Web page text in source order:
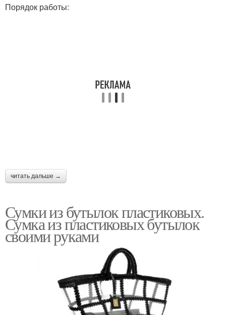
Порядок работы:
читать дальше →
Сумки из бутылок пластиковых.
Сумка из пластиковых бутылок
своими руками